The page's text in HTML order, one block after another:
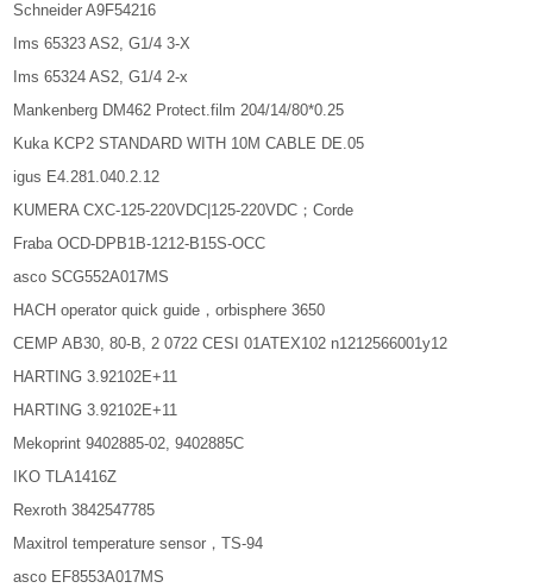
Schneider A9F54216
Ims 65323 AS2, G1/4 3-X
Ims 65324 AS2, G1/4 2-x
Mankenberg DM462 Protect.film 204/14/80*0.25
Kuka KCP2 STANDARD WITH 10M CABLE DE.05
igus E4.281.040.2.12
KUMERA CXC-125-220VDC|125-220VDC；Corde
Fraba OCD-DPB1B-1212-B15S-OCC
asco SCG552A017MS
HACH operator quick guide，orbisphere 3650
CEMP AB30, 80-B, 2 0722 CESI 01ATEX102 n1212566001y12
HARTING 3.92102E+11
HARTING 3.92102E+11
Mekoprint 9402885-02, 9402885C
IKO TLA1416Z
Rexroth 3842547785
Maxitrol temperature sensor，TS-94
asco EF8553A017MS